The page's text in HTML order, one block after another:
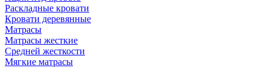
Раскладные кровати
Кровати деревянные
Матрасы
Матрасы жесткие
Средней жесткости
Мягкие матрасы